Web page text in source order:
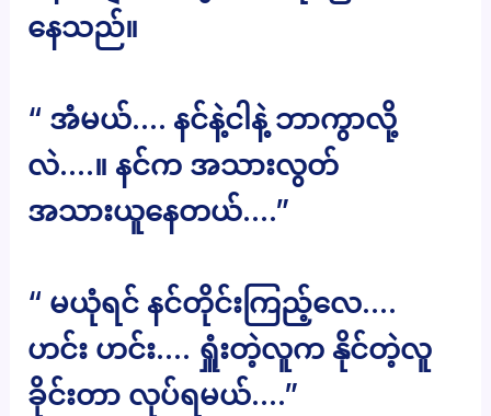
နေသည်။
“ အံမယ်…. နင်နဲ့ငါနဲ့ ဘာကွာလို့
လဲ….။ နင်က အသားလွတ်
အသားယူနေတယ်….”
“ မယုံရင် နင်တိုင်းကြည့်လေ….
ဟင်း ဟင်း…. ရှူံးတဲ့လူက နိုင်တဲ့လူ
ခိုင်းတာ လုပ်ရမယ်….”